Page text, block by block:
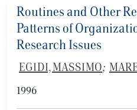
Routines and Other
Patterns of
Research Issues
EGIDI, MASSIMO;
1996